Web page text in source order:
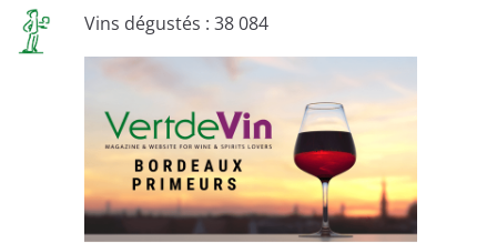
Vins dégustés : 38 084